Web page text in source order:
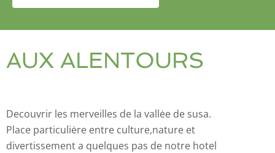
AUX ALENTOURS
Decouvrir les merveilles de la vallėe de susa.
Place particuliėre entre culture,nature et
divertissement a quelques pas de notre hotel